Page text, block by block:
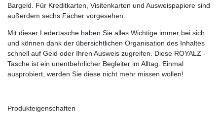
Bargeld. Für Kreditkarten, Visitenkarten und Ausweispapiere sind
außerdem sechs Fächer vorgesehen.
Mit dieser Ledertasche haben Sie alles Wichtige immer bei sich
und können dank der übersichtlichen Organisation des Inhaltes
schnell auf Geld oder Ihren Ausweis zugreifen. Diese ROYALZ -
Tasche ist ein unentbehrlicher Begleiter im Alltag. Einmal
ausprobiert, werden Sie diese nicht mehr missen wollen!
Produkteigenschaften